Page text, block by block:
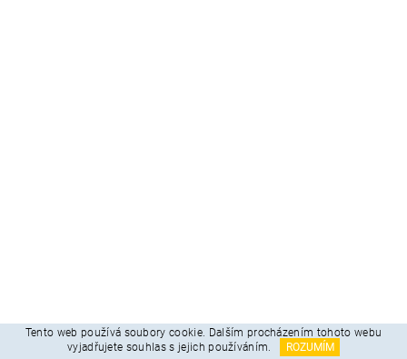
Tento web používá soubory cookie. Dalším procházením tohoto webu
vyjadřujete souhlas s jejich používáním.
ROZUMÍM